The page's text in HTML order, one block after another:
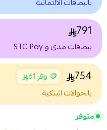
791
ببطاقات مدى و STC Pay
754 🪙 وفر 61
بالحوالات البنكية
متوفر